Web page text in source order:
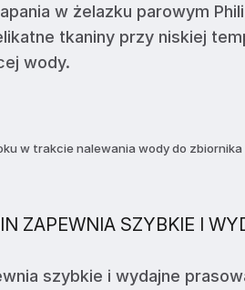
w żelazku parowym
tkaniny przy niskiej
wody.
ZAPEWNIA SZYBKIE I
szybkie i wydajne